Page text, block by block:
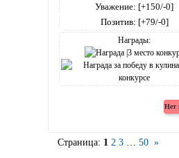
Уважение: [+150/-0]
Позитив: [+79/-0]
Награды:
Страница: 1 2 3 … 50 »